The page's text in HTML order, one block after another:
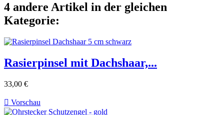
4 andere Artikel in der gleichen
Kategorie:
Rasierpinsel mit Dachshaar,...
33,00 €
 Vorschau